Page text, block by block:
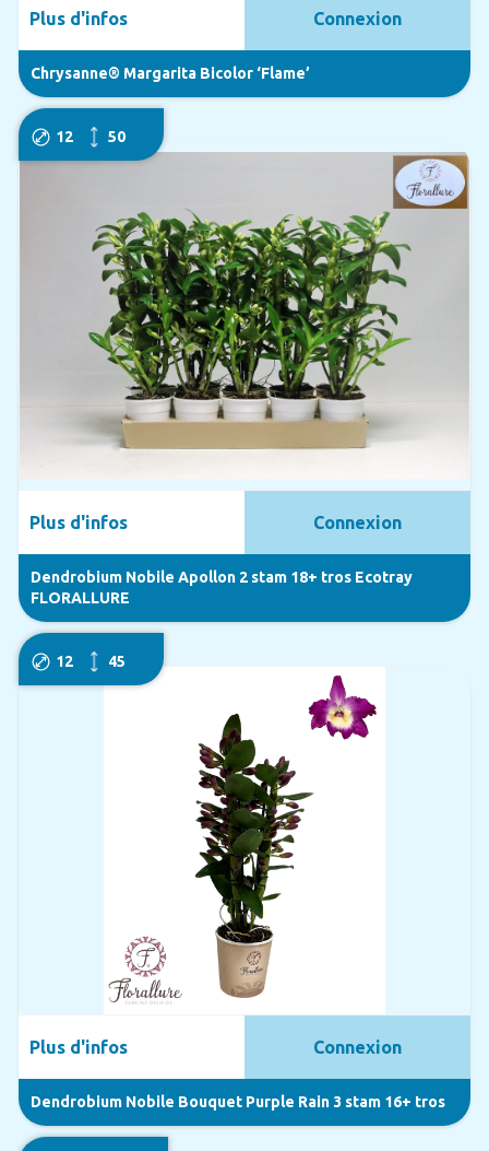
Chrysanne® Margarita Bicolor ‘Flame’
Plus d'infos Connexion
12 50
Dendrobium Nobile Apollon 2 stam 18+ tros Ecotray
FLORALLURE
Plus d'infos Connexion
12 45
Dendrobium Nobile Bouquet Purple Rain 3 stam 16+ tros
Plus d'infos Connexion